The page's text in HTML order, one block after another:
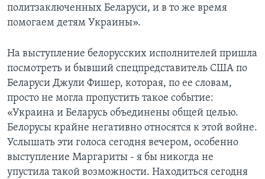
политзаключенных Беларуси, и в то же время
помогаем детям Украины».
На выступление белорусских исполнителей пришла
посмотреть и бывший спецпредставитель США по
Беларуси Джули Фишер, которая, по ее словам,
просто не могла пропустить такое событие:
«Украина и Беларусь объединены общей целью.
Белорусы крайне негативно относятся к этой войне.
Услышать эти голоса сегодня вечером, особенно
выступление Маргариты - я бы никогда не
упустила такой возможности. Находиться сегодня